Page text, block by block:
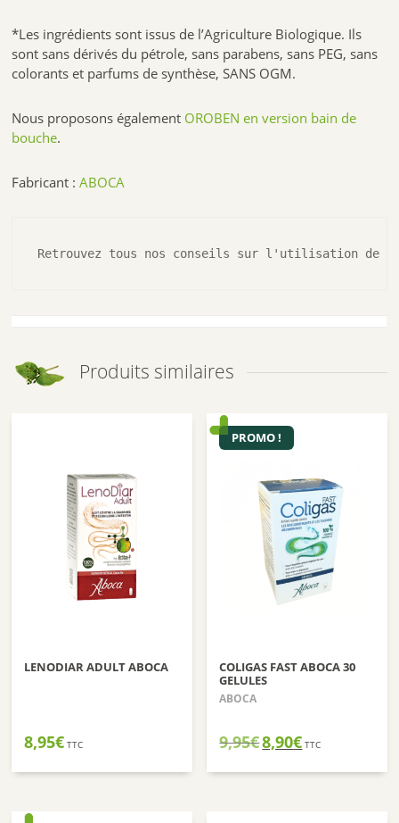
*Les ingrédients sont issus de l’Agriculture Biologique. Ils
sont sans dérivés du pétrole, sans parabens, sans PEG, sans
colorants et parfums de synthèse, SANS OGM.
Nous proposons également OROBEN en version bain de
bouche.
Fabricant :ABOCA
Retrouvez tous nos conseils sur l'utilisation de
Produits similaires
LENODIAR ADULT ABOCA
8,95€ TTC
PROMO !
COLIGAS FAST ABOCA 30
GELULES
ABOCA
9,95€Le
prix
initial
8,90€Le
prix
actuel
TTC